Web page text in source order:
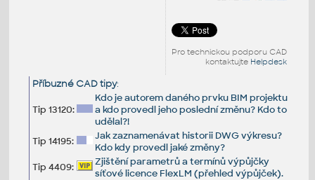
Pro technickou podporu CAD
kontaktujte Helpdesk
Příbuzné CAD tipy:
Tip 13120:
Kdo je autorem daného prvku BIM projektu
a kdo provedl jeho poslední změnu? Kdo to
udělal?!
Tip 14195:
Jak zaznamenávat historii DWG výkresu?
Kdo kdy provedl jaké změny?
Tip 4409:
Zjištění parametrů a termínů výpůjčky
síťové licence FlexLM (přehled výpůjček).